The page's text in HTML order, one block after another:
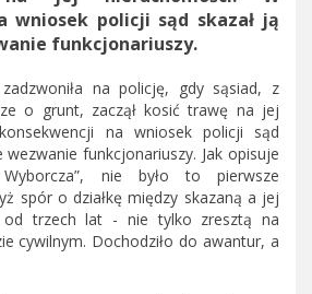
wniosek policji sąd skazał ją
funkcjonariuszy.
zadzwoniła na policję, gdy sąsiad, z
o grunt, zaczął kosić trawę na jej
na wniosek policji sąd
wezwanie funkcjonariuszy. Jak opisuje
nie było to pierwsze
spór o działkę między skazaną a jej
od trzech lat - nie tylko zresztą na
cywilnym. Dochodziło do awantur, a